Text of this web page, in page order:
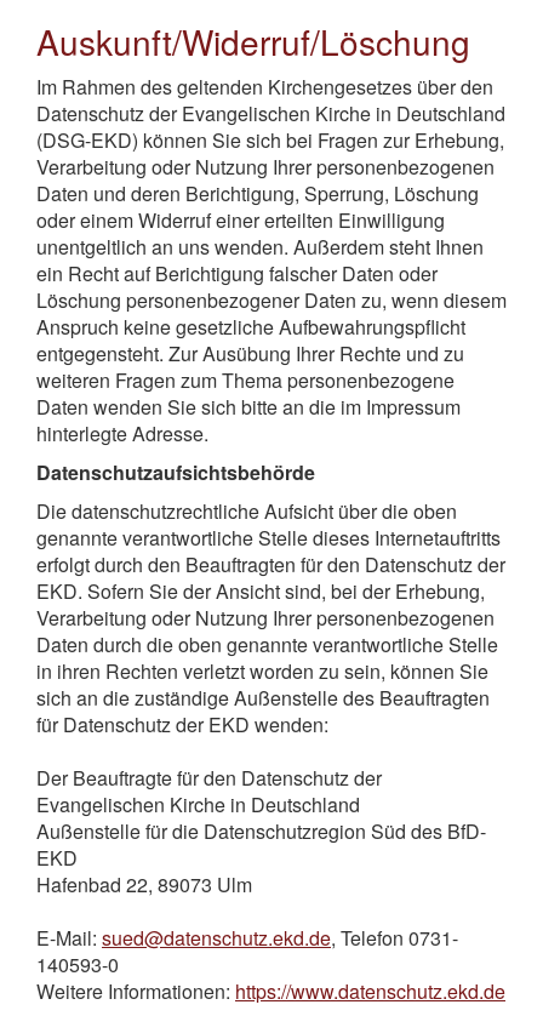
Auskunft/Widerruf/Löschung
Im Rahmen des geltenden Kirchengesetzes über den
Datenschutz der Evangelischen Kirche in Deutschland
(DSG-EKD) können Sie sich bei Fragen zur Erhebung,
Verarbeitung oder Nutzung Ihrer personenbezogenen
Daten und deren Berichtigung, Sperrung, Löschung
oder einem Widerruf einer erteilten Einwilligung
unentgeltlich an uns wenden. Außerdem steht Ihnen
ein Recht auf Berichtigung falscher Daten oder
Löschung personenbezogener Daten zu, wenn diesem
Anspruch keine gesetzliche Aufbewahrungspflicht
entgegensteht. Zur Ausübung Ihrer Rechte und zu
weiteren Fragen zum Thema personenbezogene
Daten wenden Sie sich bitte an die im Impressum
hinterlegte Adresse.
Datenschutzaufsichtsbehörde
Die datenschutzrechtliche Aufsicht über die oben
genannte verantwortliche Stelle dieses Internetauftritts
erfolgt durch den Beauftragten für den Datenschutz der
EKD. Sofern Sie der Ansicht sind, bei der Erhebung,
Verarbeitung oder Nutzung Ihrer personenbezogenen
Daten durch die oben genannte verantwortliche Stelle
in ihren Rechten verletzt worden zu sein, können Sie
sich an die zuständige Außenstelle des Beauftragten
für Datenschutz der EKD wenden:
Der Beauftragte für den Datenschutz der
Evangelischen Kirche in Deutschland
Außenstelle für die Datenschutzregion Süd des BfD-
EKD
Hafenbad 22, 89073 Ulm
E-Mail: sued@datenschutz.ekd.de, Telefon 0731-
140593-0
Weitere Informationen: https://www.datenschutz.ekd.de